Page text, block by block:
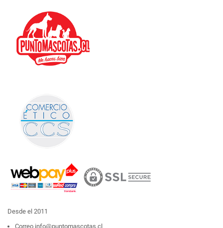
Desde el 2011
Correo info@puntomascotas.cl